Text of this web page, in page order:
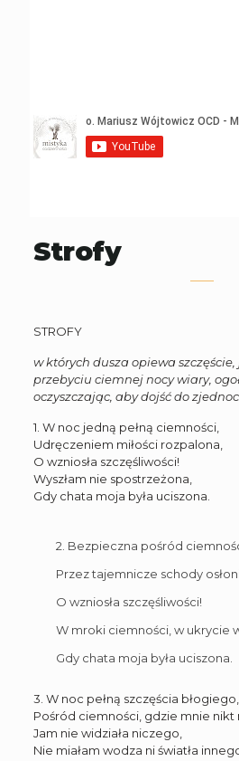
Strofy
STROFY
w których dusza opiewa
przebyciu ciemnej nocy wiary,
oczyszczając, aby dojść do
1. W noc jedną pełną ciemności,
Udręczeniem miłości rozpalona,
O wzniosła szczęśliwości!
Wyszłam nie spostrzeżona,
Gdy chata moja była uciszona.
2. Bezpieczna pośród
Przez tajemnicze schody
O wzniosła szczęśliwości!
W mroki ciemności, w ukrycie
Gdy chata moja była uciszona.
3. W noc pełną szczęścia błogiego,
Pośród ciemności, gdzie mnie nikt
Jam nie widziała niczego,
Nie miałam wodza ni światła